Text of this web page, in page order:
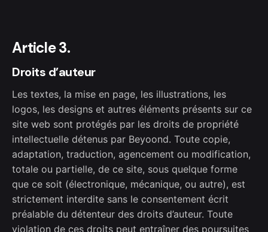
Article 3.
Droits d’auteur
Les textes, la mise en page, les illustrations, les
logos, les designs et autres éléments présents sur ce
site web sont protégés par les droits de propriété
intellectuelle détenus par Beyoond. Toute copie,
adaptation, traduction, agencement ou modification,
totale ou partielle, de ce site, sous quelque forme
que ce soit (électronique, mécanique, ou autre), est
strictement interdite sans le consentement écrit
préalable du détenteur des droits d’auteur. Toute
violation de ces droits peut entraîner des poursuites